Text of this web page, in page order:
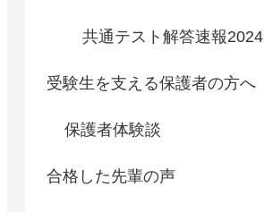
共通テスト解答速報2024
受験生を支える保護者の方へ
保護者体験談
合格した先輩の声